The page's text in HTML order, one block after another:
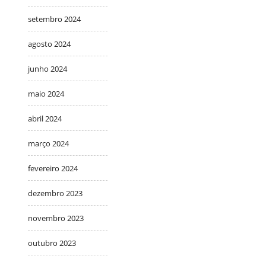
setembro 2024
agosto 2024
junho 2024
maio 2024
abril 2024
março 2024
fevereiro 2024
dezembro 2023
novembro 2023
outubro 2023